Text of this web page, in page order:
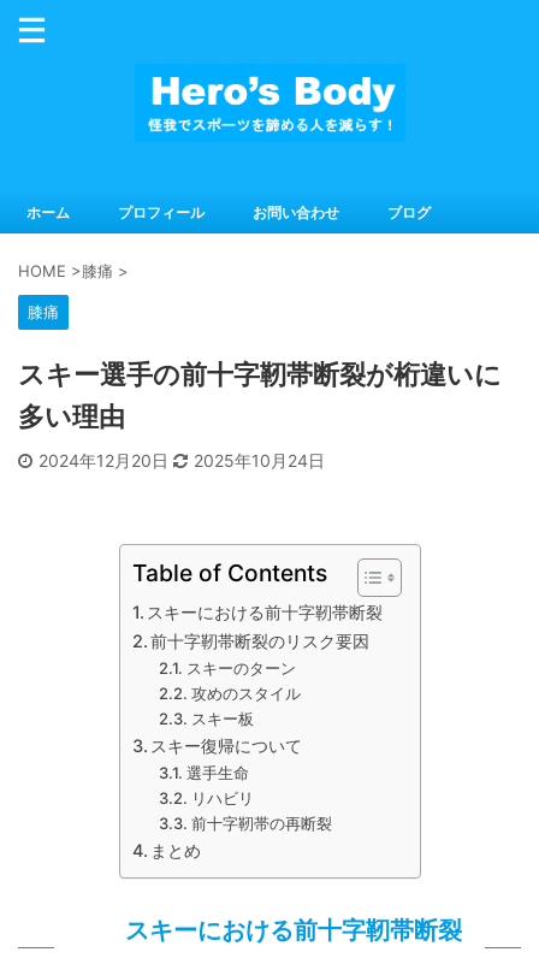
ホーム プロフィール お問い合わせ ブログ
HOME >膝痛 >
膝痛
スキー選手の前十字靭帯断裂が桁違いに
多い理由
2024年12月20日 2025年10月24日
Table of Contents
スキーにおける前十字靭帯断裂
前十字靭帯断裂のリスク要因
スキーのターン
攻めのスタイル
スキー板
スキー復帰について
選手生命
リハビリ
前十字靭帯の再断裂
まとめ
スキーにおける前十字靭帯断裂